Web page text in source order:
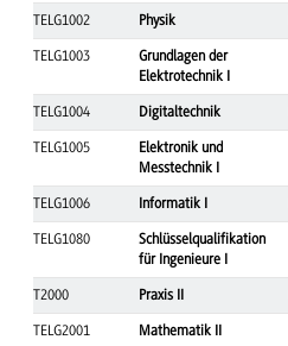
TELG1002 Physik
TELG1003
Grundlagen der
Elektrotechnik I
TELG1004 Digitaltechnik
TELG1005
Elektronik und
Messtechnik I
TELG1006 Informatik I
TELG1080
Schlüsselqualifikation
für Ingenieure I
T2000 Praxis II
TELG2001 Mathematik II